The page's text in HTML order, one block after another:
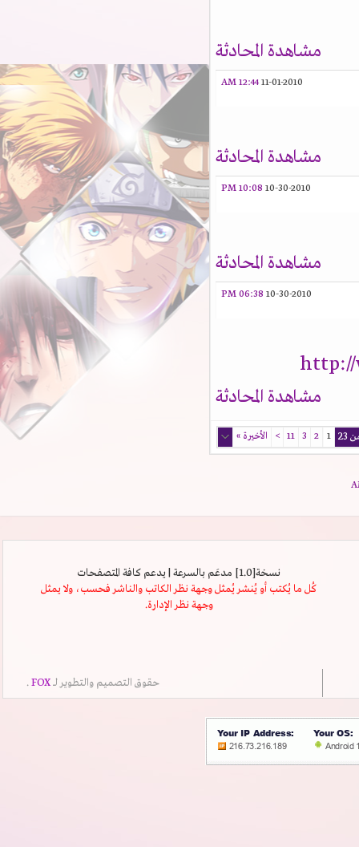
مشاهدة المحادثة
11-01-2010
12:44 AM
مشاهدة المحادثة
10-30-2010
10:08 PM
مشاهدة المحادثة
10-30-2010
06:38 PM
http://
مشاهدة المحادثة
2
11
> الأخيرة»
نسخة[1.0] مدعَم بالسرعة | يدعم كافة المتصفحات
كُل ما يُكتب أو يُنشر يُمثل وجهة نظر الكاتب والناشر فحسب، ولا يمثل
وجهة نظر الإدارة.
حقوق التصميم والتطوير لــFOX
.